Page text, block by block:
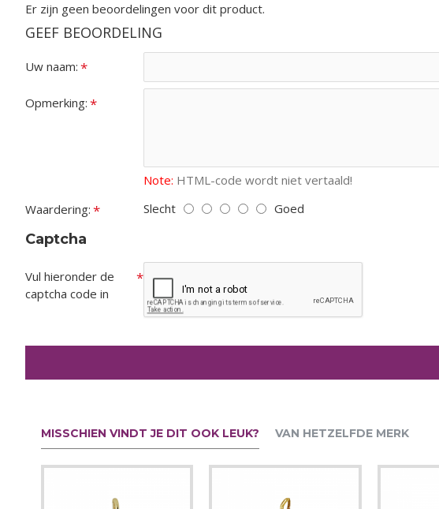
Er zijn geen beoordelingen voor dit product.
GEEF BEOORDELING
Uw naam:
Opmerking:
Note: HTML-code wordt niet vertaald!
Waardering:
Slecht Goed
Captcha
Vul hieronder de
captcha code in
MISSCHIEN VINDT JE DIT OOK LEUK? VAN HETZELFDE MERK